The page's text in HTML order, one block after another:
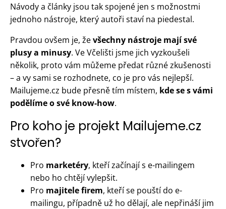
Návody a články jsou tak spojené jen s možnostmi
jednoho nástroje, který autoři staví na piedestal.
Pravdou ovšem je, ževšechny nástroje mají své
plusy a minusy. Ve Včelišti jsme jich vyzkoušeli
několik, proto vám můžeme předat různé zkušenosti
– a vy sami se rozhodnete, co je pro vás nejlepší.
Mailujeme.cz bude přesně tím místem, kde se s vámi
podělíme o své know-how.
Pro koho je projekt Mailujeme.cz
stvořen?
Pro marketéry, kteří začínají s e-mailingem
nebo ho chtějí vylepšit.
Pro majitele firem, kteří se pouští do e-
mailingu, případně už ho dělají, ale nepřináší jim